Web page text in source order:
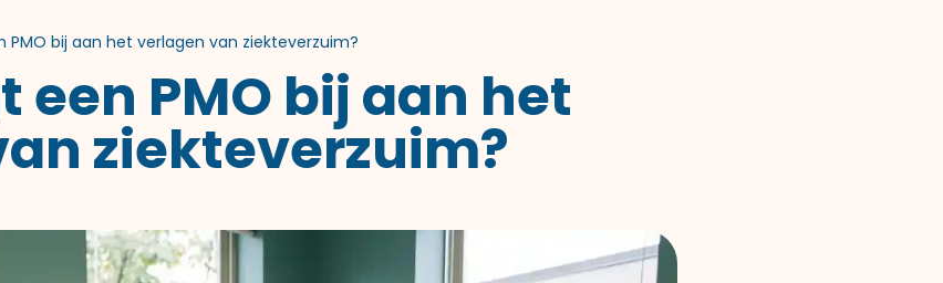
PMO bij aan het verlagen van ziekteverzuim?
een PMO bij aan het
ziekteverzuim?